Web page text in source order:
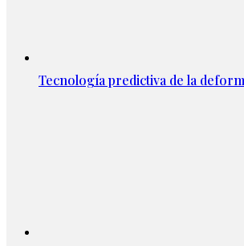
Tecnología predictiva de la